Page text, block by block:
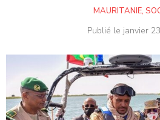
MAURITANIE,
Publié le janvier